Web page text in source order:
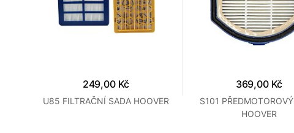
249,00 Kč
U85 FILTRAČNÍ SADA HOOVER
369,00 Kč
S101
HOOVER